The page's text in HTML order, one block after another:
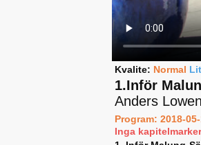
Kvalite: Normal
1.Inför
Anders
Program: 2018-
Inga